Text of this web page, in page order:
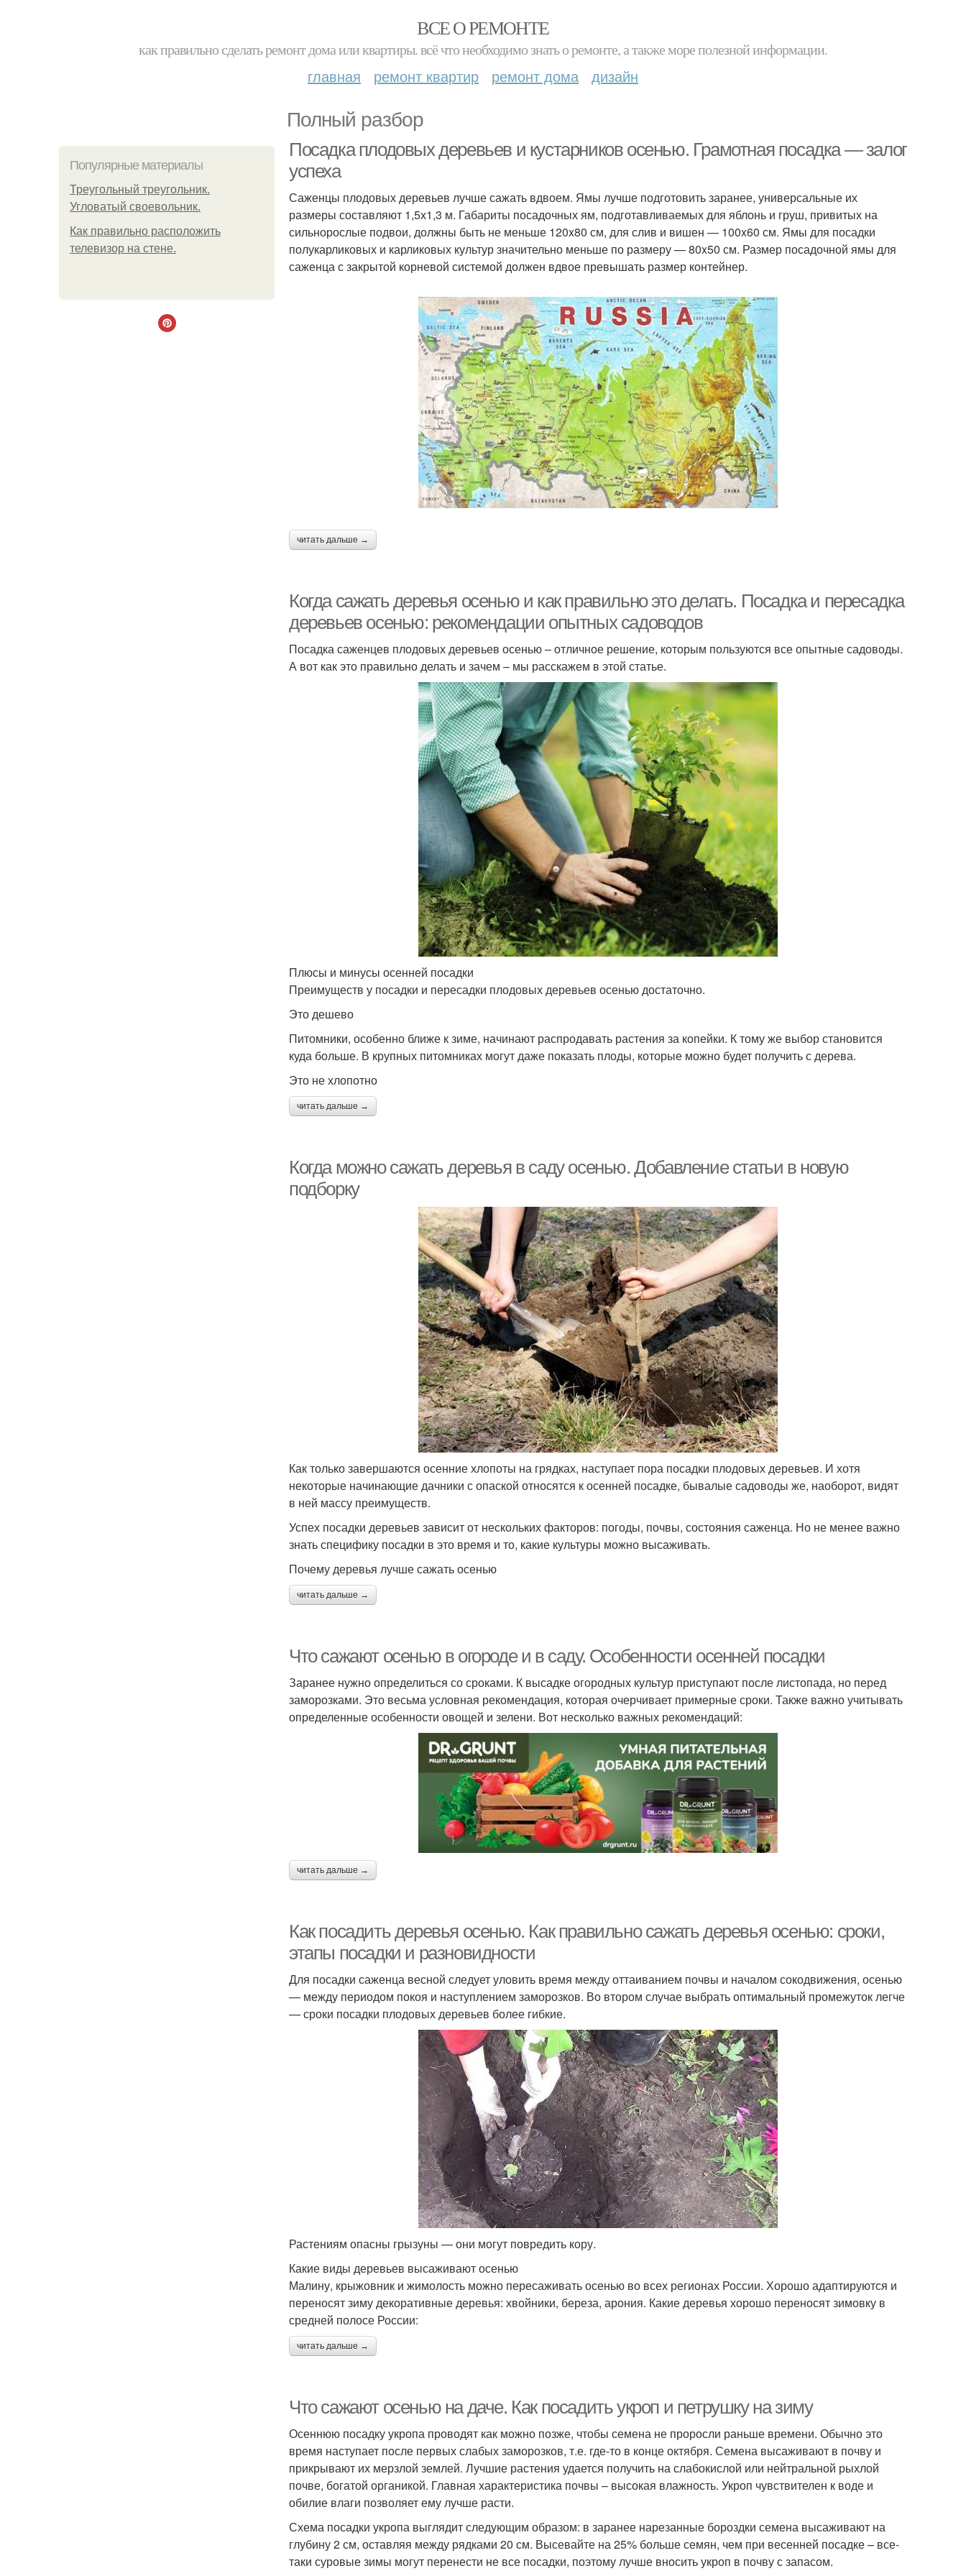
ВСЕ О РЕМОНТЕ
как правильно сделать ремонт дома или квартиры. всё что необходимо знать о ремонте, а также море полезной информации.
главная ремонт квартир ремонт дома дизайн
Полный разбор
Популярные материалы
Треугольный треугольник.
Угловатый своевольник.
Как правильно расположить
телевизор на стене.
Посадка плодовых деревьев и кустарников осенью. Грамотная посадка — залог
успеха
Саженцы плодовых деревьев лучше сажать вдвоем. Ямы лучше подготовить заранее, универсальные их
размеры составляют 1,5х1,3 м. Габариты посадочных ям, подготавливаемых для яблонь и груш, привитых на
сильнорослые подвои, должны быть не меньше 120x80 см, для слив и вишен — 100x60 см. Ямы для посадки
полукарликовых и карликовых культур значительно меньше по размеру — 80x50 см. Размер посадочной ямы для
саженца с закрытой корневой системой должен вдвое превышать размер контейнер.
читать дальше →
Когда сажать деревья осенью и как правильно это делать. Посадка и пересадка
деревьев осенью: рекомендации опытных садоводов
Посадка саженцев плодовых деревьев осенью – отличное решение, которым пользуются все опытные садоводы.
А вот как это правильно делать и зачем – мы расскажем в этой статье.
Плюсы и минусы осенней посадки
Преимуществ у посадки и пересадки плодовых деревьев осенью достаточно.
Это дешево
Питомники, особенно ближе к зиме, начинают распродавать растения за копейки. К тому же выбор становится
куда больше. В крупных питомниках могут даже показать плоды, которые можно будет получить с дерева.
Это не хлопотно
читать дальше →
Когда можно сажать деревья в саду осенью. Добавление статьи в новую
подборку
Как только завершаются осенние хлопоты на грядках, наступает пора посадки плодовых деревьев. И хотя
некоторые начинающие дачники с опаской относятся к осенней посадке, бывалые садоводы же, наоборот, видят
в ней массу преимуществ.
Успех посадки деревьев зависит от нескольких факторов: погоды, почвы, состояния саженца. Но не менее важно
знать специфику посадки в это время и то, какие культуры можно высаживать.
Почему деревья лучше сажать осенью
читать дальше →
Что сажают осенью в огороде и в саду. Особенности осенней посадки
Заранее нужно определиться со сроками. К высадке огородных культур приступают после листопада, но перед
заморозками. Это весьма условная рекомендация, которая очерчивает примерные сроки. Также важно учитывать
определенные особенности овощей и зелени. Вот несколько важных рекомендаций:
читать дальше →
Как посадить деревья осенью. Как правильно сажать деревья осенью: сроки,
этапы посадки и разновидности
Для посадки саженца весной следует уловить время между оттаиванием почвы и началом сокодвижения, осенью
— между периодом покоя и наступлением заморозков. Во втором случае выбрать оптимальный промежуток легче
— сроки посадки плодовых деревьев более гибкие.
Растениям опасны грызуны — они могут повредить кору.
Какие виды деревьев высаживают осенью
Малину, крыжовник и жимолость можно пересаживать осенью во всех регионах России. Хорошо адаптируются и
переносят зиму декоративные деревья: хвойники, береза, арония. Какие деревья хорошо переносят зимовку в
средней полосе России:
читать дальше →
Что сажают осенью на даче. Как посадить укроп и петрушку на зиму
Осеннюю посадку укропа проводят как можно позже, чтобы семена не проросли раньше времени. Обычно это
время наступает после первых слабых заморозков, т.е. где-то в конце октября. Семена высаживают в почву и
прикрывают их мерзлой землей. Лучшие растения удается получить на слабокислой или нейтральной рыхлой
почве, богатой органикой. Главная характеристика почвы – высокая влажность. Укроп чувствителен к воде и
обилие влаги позволяет ему лучше расти.
Схема посадки укропа выглядит следующим образом: в заранее нарезанные бороздки семена высаживают на
глубину 2 см, оставляя между рядками 20 см. Высевайте на 25% больше семян, чем при весенней посадке – все-
таки суровые зимы могут перенести не все посадки, поэтому лучше вносить укроп в почву с запасом.